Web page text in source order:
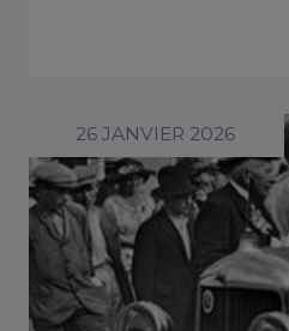
26 JANVIER 2026